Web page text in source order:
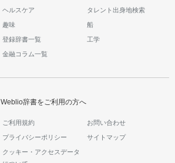
ヘルスケア タレント出身地検索
趣味 船
登録辞書一覧 工学
金融コラム一覧
Weblio辞書をご利用の方へ
ご利用規約 お問い合わせ
プライバシーポリシー サイトマップ
クッキー・アクセスデータ